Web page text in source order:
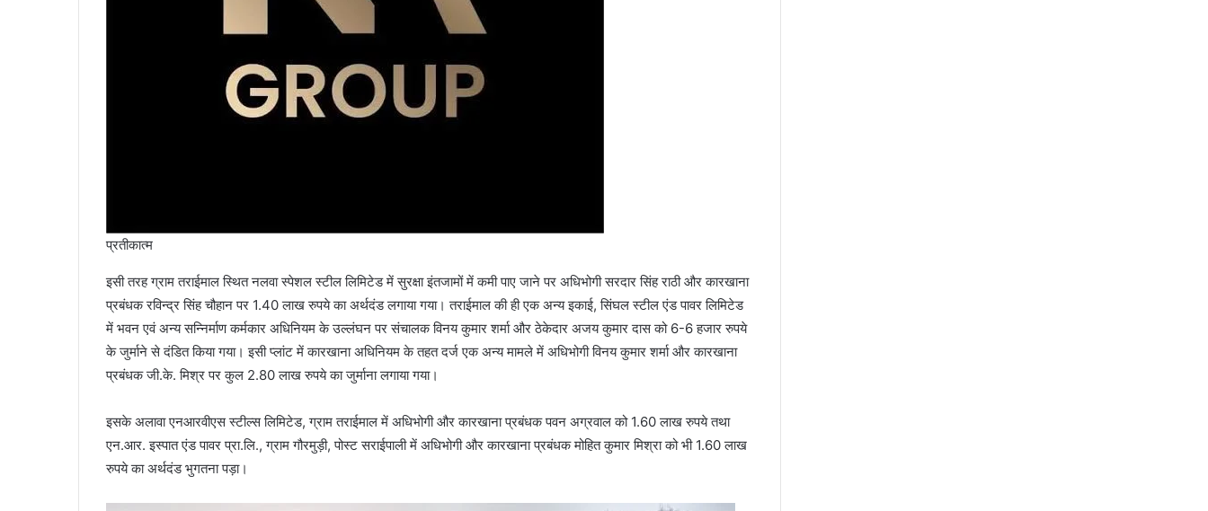
प्रतीकात्म
इसी तरह ग्राम तराईमाल स्थित नलवा स्पेशल स्टील लिमिटेड में सुरक्षा इंतजामों में कमी पाए जाने पर अधिभोगी सरदार सिंह राठी और कारखाना
प्रबंधक रविन्द्र सिंह चौहान पर 1.40 लाख रुपये का अर्थदंड लगाया गया। तराईमाल की ही एक अन्य इकाई, सिंघल स्टील एंड पावर लिमिटेड
में भवन एवं अन्य सन्निर्माण कर्मकार अधिनियम के उल्लंघन पर संचालक विनय कुमार शर्मा और ठेकेदार अजय कुमार दास को 6-6 हजार रुपये
के जुर्माने से दंडित किया गया। इसी प्लांट में कारखाना अधिनियम के तहत दर्ज एक अन्य मामले में अधिभोगी विनय कुमार शर्मा और कारखाना
प्रबंधक जी.के. मिश्र पर कुल 2.80 लाख रुपये का जुर्माना लगाया गया।
इसके अलावा एनआरवीएस स्टील्स लिमिटेड, ग्राम तराईमाल में अधिभोगी और कारखाना प्रबंधक पवन अग्रवाल को 1.60 लाख रुपये तथा
एन.आर. इस्पात एंड पावर प्रा.लि., ग्राम गौरमुड़ी, पोस्ट सराईपाली में अधिभोगी और कारखाना प्रबंधक मोहित कुमार मिश्रा को भी 1.60 लाख
रुपये का अर्थदंड भुगतना पड़ा।